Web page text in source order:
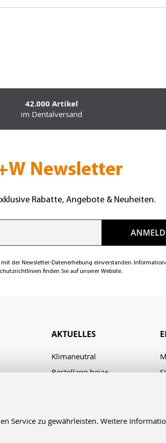
Service zu gewährleisten. Weitere
42.000 Artikel
im Dentalversand
Newsletter
Rabatte, Angebote & Neuheiten.
der Newsletter-Datenerhebung einverstanden.
finden Sie auf unserer Website.
AKTUELLES
Klimaneutral
Bestellapp heja+